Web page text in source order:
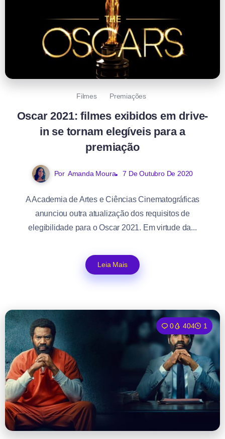
Filmes Premiações
Oscar 2021: filmes exibidos em drive-
in se tornam elegíveis para a
premiação
Por Amanda Moura 7 De Outubro De 2020
A Academia de Artes e Ciências Cinematográficas
anunciou outra atualização dos requisitos de
elegibilidade para o Oscar 2021. Em virtude da...
Leia Mais
0 404 1